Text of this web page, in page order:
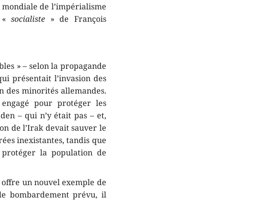
de l’impérialisme
«socialiste » de François
» – selon la propagande
présentait l’invasion des
des minorités allemandes.
pour protéger les
– qui n’y était pas – et,
de l’Irak devait sauver le
inexistantes, tandis que
la population de
offre un nouvel exemple de
bombardement prévu, il